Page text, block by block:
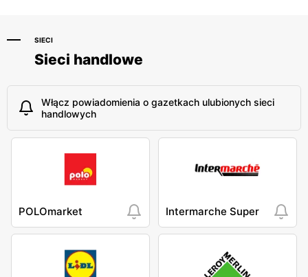
SIECI
Sieci handlowe
Włącz powiadomienia o gazetkach ulubionych sieci
handlowych
POLOmarket Intermarche Super